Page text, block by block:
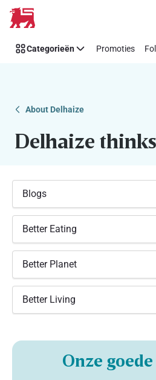
Overslaan
Makkelijk
Think
steunenCategorieën Promoties
About Delhaize
Delhaize
Blogs
Better Eating
Better Planet
Better Living
Onze